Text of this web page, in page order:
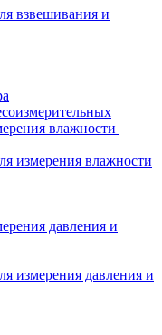
взвешивания и
влажности
измерения влажности
давления и
измерения давления и